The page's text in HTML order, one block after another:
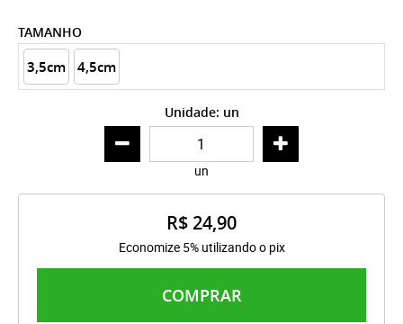
TAMANHO
3,5cm 4,5cm
Unidade: un
un
R$ 24,90
Economize 5% utilizando o pix
COMPRAR